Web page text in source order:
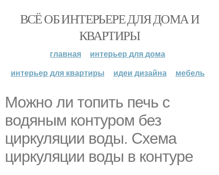
ВСЁ ОБ ИНТЕРЬЕРЕ ДЛЯ ДОМА И
КВАРТИРЫ
главная
интерьер для дома
интерьер для квартиры
идеи дизайна мебель
Можно ли топить печь с
водяным контуром без
циркуляции воды. Схема
циркуляции воды в контуре